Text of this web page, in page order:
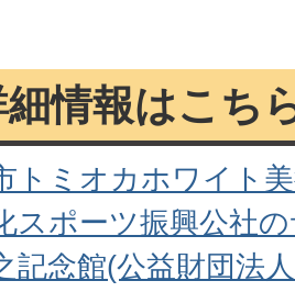
情報はこち
トミオカホワイト
スポーツ振興公社
記念館(公益財団法